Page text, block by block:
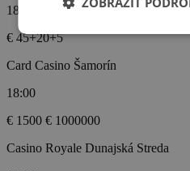
18:00
€ 45+20+5
Card Casino Šamorín
18:00
€ 1500 € 1000000
Casino Royale Dunajská Streda